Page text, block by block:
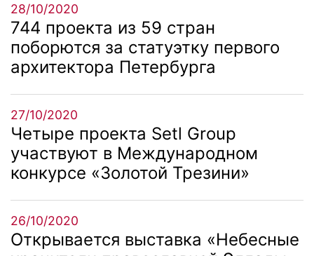
28/10/2020
744 проекта из 59 стран
поборются за статуэтку первого
архитектора Петербурга
27/10/2020
Четыре проекта Setl Group
участвуют в Международном
конкурсе «Золотой Трезини»
26/10/2020
Открывается выставка «Небесные